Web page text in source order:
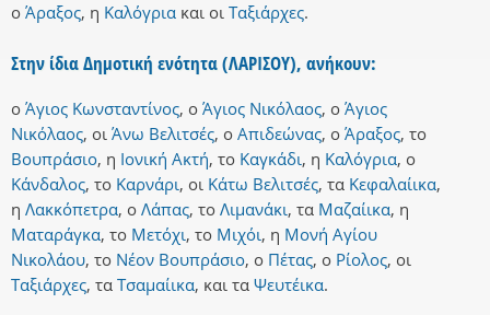
ο Άραξος, η Καλόγρια και οι Ταξιάρχες.
Στην ίδια Δημοτική ενότητα (ΛΑΡΙΣΟΥ), ανήκουν:
ο Άγιος Κωνσταντίνος, ο Άγιος Νικόλαος, ο Άγιος
Νικόλαος, οι Άνω Βελιτσές, ο Απιδεώνας, ο Άραξος, το
Βουπράσιο, η Ιονική Ακτή, το Καγκάδι, η Καλόγρια, ο
Κάνδαλος, το Καρνάρι, οι Κάτω Βελιτσές, τα Κεφαλαίικα,
η Λακκόπετρα, ο Λάπας, το Λιμανάκι, τα Μαζαίικα, η
Ματαράγκα, το Μετόχι, το Μιχόι, η Μονή Αγίου
Νικολάου, το Νέον Βουπράσιο, ο Πέτας, ο Ρίολος, οι
Ταξιάρχες, τα Τσαμαίικα, και τα Ψευτέικα.